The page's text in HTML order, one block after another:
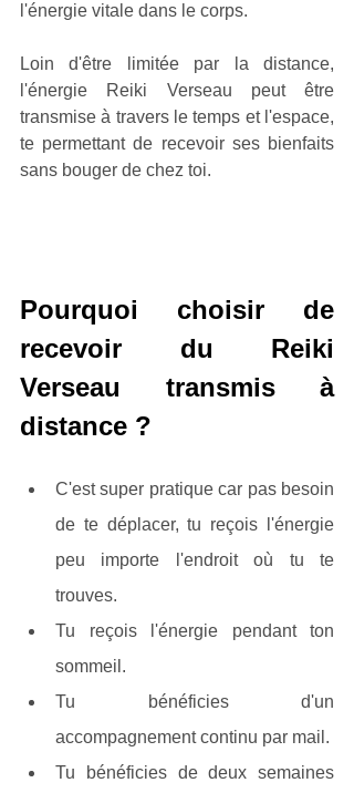
l'énergie vitale dans le corps.
Loin d'être limitée par la distance,
l'énergie Reiki Verseau peut être
transmise à travers le temps et l'espace,
te permettant de recevoir ses bienfaits
sans bouger de chez toi.
Pourquoi choisir de
recevoir du Reiki
Verseau transmis à
distance ?
C'est super pratique car pas besoin
de te déplacer, tu reçois l'énergie
peu importe l'endroit où tu te
trouves.
Tu reçois l'énergie pendant ton
sommeil.
Tu bénéficies d'un
accompagnement continu par mail.
Tu bénéficies de deux semaines